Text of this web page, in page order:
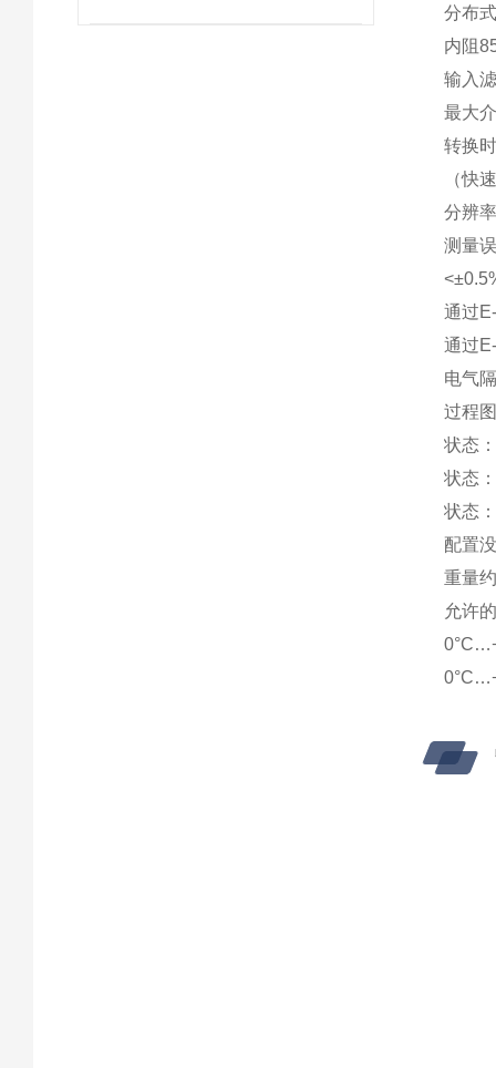
分布
内阻
输入
最大
转换
（快
分辨
测量
通过
通过
电气
过程
状态
状态
状态
配置
重量
允许